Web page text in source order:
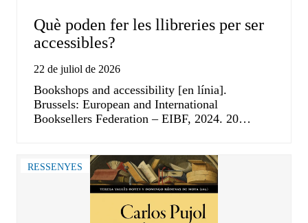
Què poden fer les llibreries per ser
accessibles?
22 de juliol de 2026
Bookshops and accessibility [en línia].
Brussels: European and International
Booksellers Federation – EIBF, 2024. 20…
RESSENYES